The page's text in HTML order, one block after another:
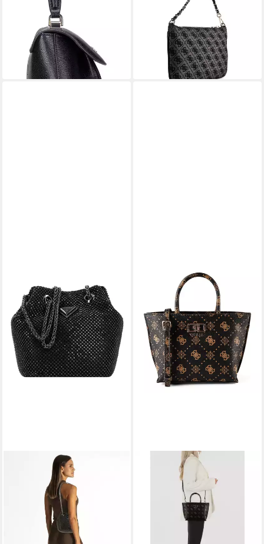
Handle Flap, Henkeltaschen
ab 108,76 € UVP
lieferbar - in 2-3 Werktagen bei dir
UVP 60,00 €
lieferbar - in 2-3 Werktagen bei dir